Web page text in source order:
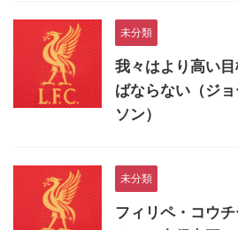
未分類
我々はより高い
ばならない（ジ
ソン）
未分類
フィリペ・コウ